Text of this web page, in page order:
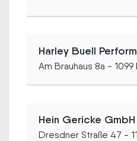
Harley Buell
Am Brauhaus 8a -
Hein Gericke GmbH
Dresdner Straße 47 -